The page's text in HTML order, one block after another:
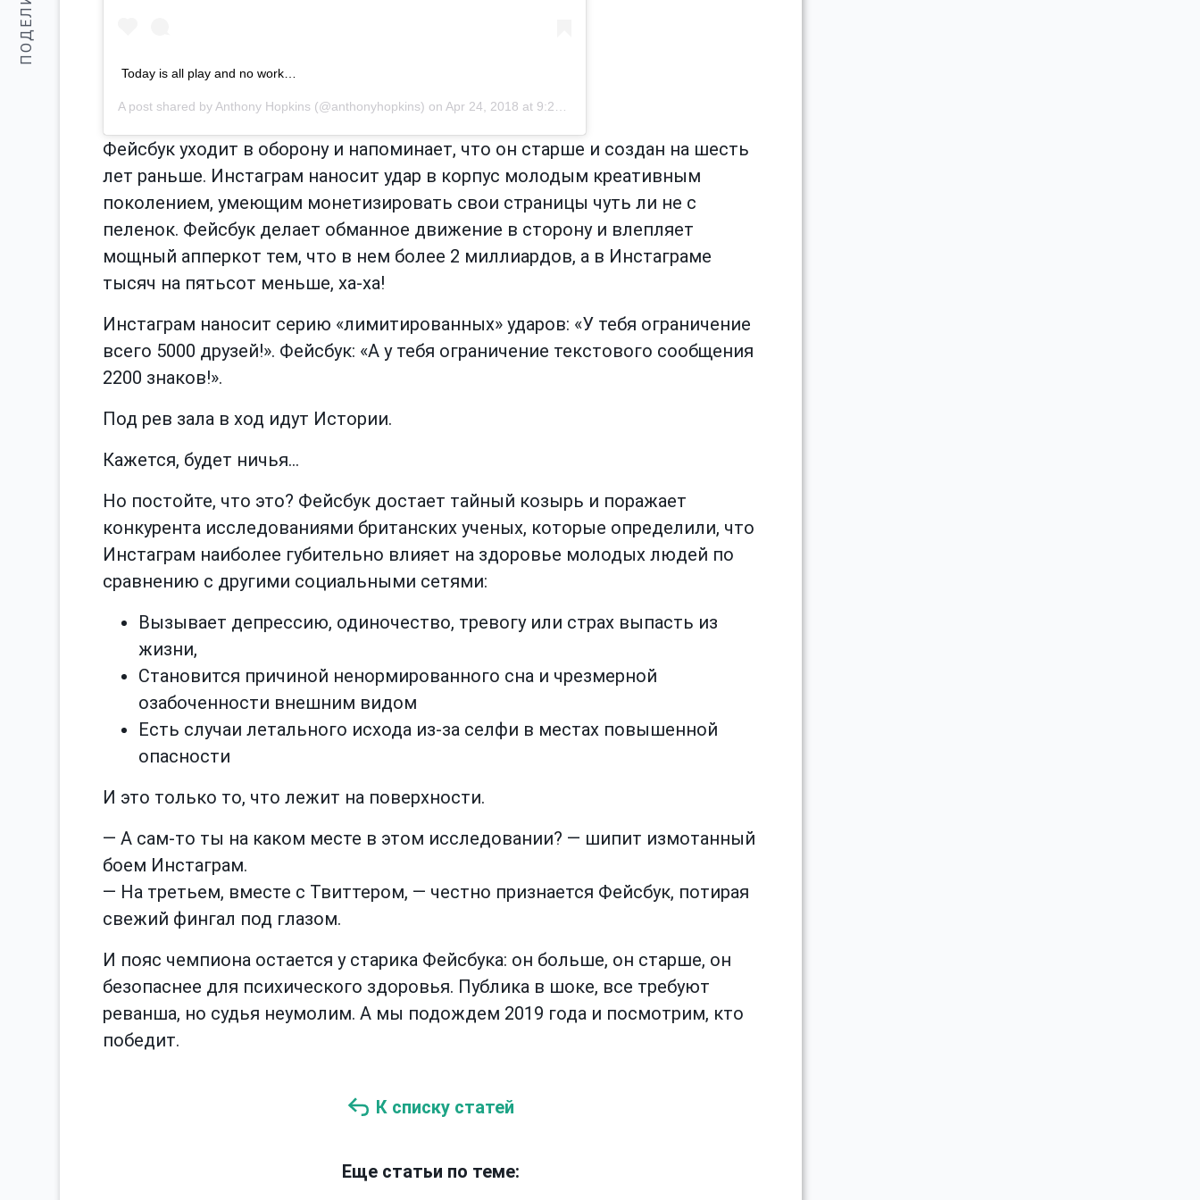
Today is all play and no work…
A post shared by Anthony Hopkins (@anthonyhopkins) on Apr 24, 2018 at 9:20am PDT
Фейсбук уходит в оборону и напоминает, что он старше и создан на шесть
лет раньше. Инстаграм наносит удар в корпус молодым креативным
поколением, умеющим монетизировать свои страницы чуть ли не с
пеленок. Фейсбук делает обманное движение в сторону и влепляет
мощный апперкот тем, что в нем более 2 миллиардов, а в Инстаграме
тысяч на пятьсот меньше, ха-ха!
Инстаграм наносит серию «лимитированных» ударов: «У тебя ограничение
всего 5000 друзей!». Фейсбук: «А у тебя ограничение текстового сообщения
2200 знаков!».
Под рев зала в ход идут Истории.
Кажется, будет ничья…
Но постойте, что это? Фейсбук достает тайный козырь и поражает
конкурента исследованиями британских ученых, которые определили, что
Инстаграм наиболее губительно влияет на здоровье молодых людей по
сравнению с другими социальными сетями:
Вызывает депрессию, одиночество, тревогу или страх выпасть из
жизни,
Становится причиной ненормированного сна и чрезмерной
озабоченности внешним видом
Есть случаи летального исхода из-за селфи в местах повышенной
опасности
И это только то, что лежит на поверхности.
— А сам-то ты на каком месте в этом исследовании? — шипит измотанный
боем Инстаграм.
— На третьем, вместе с Твиттером, — честно признается Фейсбук, потирая
свежий фингал под глазом.
И пояс чемпиона остается у старика Фейсбука: он больше, он старше, он
безопаснее для психического здоровья. Публика в шоке, все требуют
реванша, но судья неумолим. А мы подождем 2019 года и посмотрим, кто
победит.
К списку статей
Еще статьи по теме: